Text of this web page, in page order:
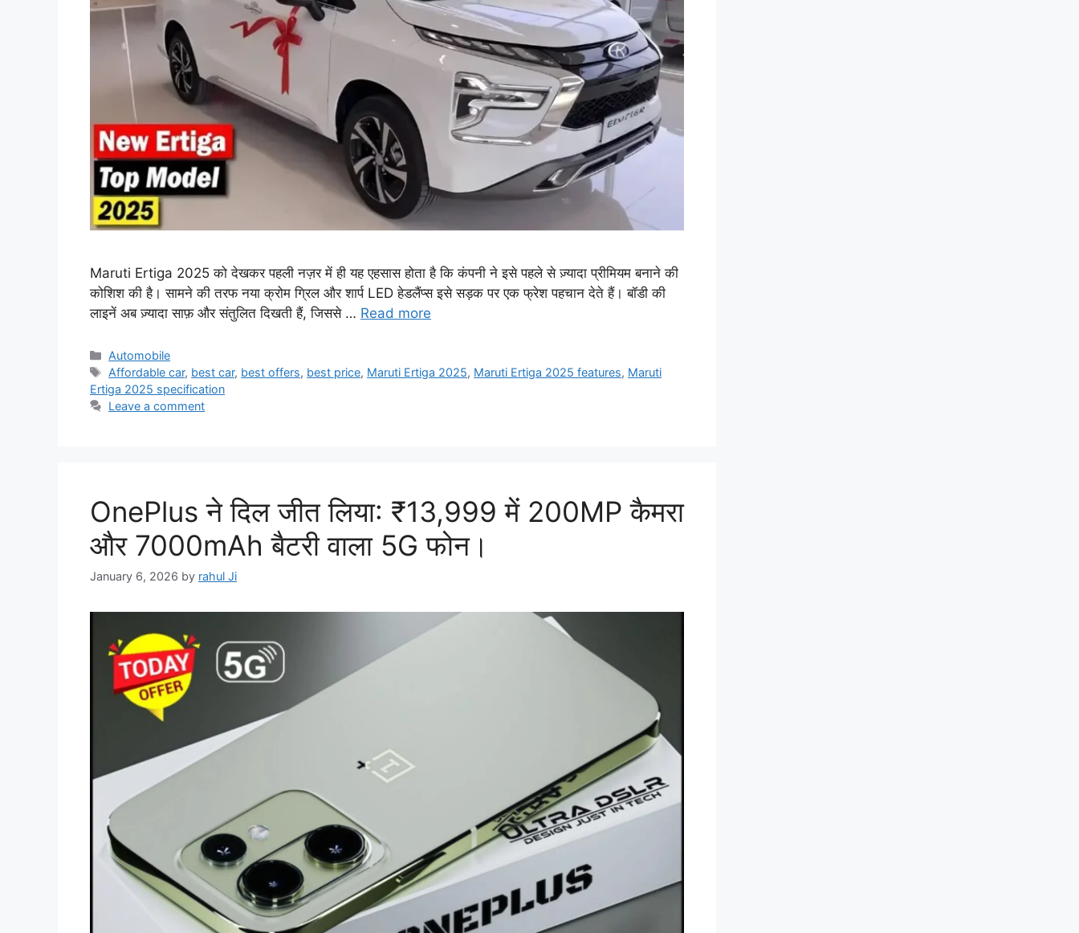
Maruti Ertiga 2025 को देखकर पहली नज़र में ही यह एहसास होता है कि कंपनी ने इसे पहले से ज़्यादा प्रीमियम बनाने की
कोशिश की है। सामने की तरफ नया क्रोम ग्रिल और शार्प LED हेडलैंप्स इसे सड़क पर एक फ्रेश पहचान देते हैं। बॉडी की
लाइनें अब ज़्यादा साफ़ और संतुलित दिखती हैं, जिससे … Read more
Categories
Automobile
Tags
Affordable car, best car, best offers, best price, Maruti Ertiga 2025, Maruti Ertiga 2025 features, Maruti
Ertiga 2025 specification
Leave a comment
OnePlus ने दिल जीत लिया: ₹13,999 में 200MP कैमरा
और 7000mAh बैटरी वाला 5G फोन।
January 6, 2026 by rahul Ji